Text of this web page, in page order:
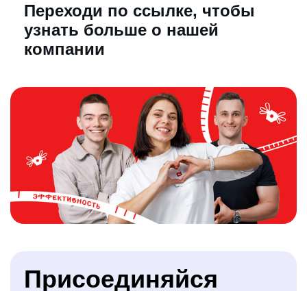
Переходи по ссылке, чтобы
узнать больше о нашей
компании
Присоединяйся